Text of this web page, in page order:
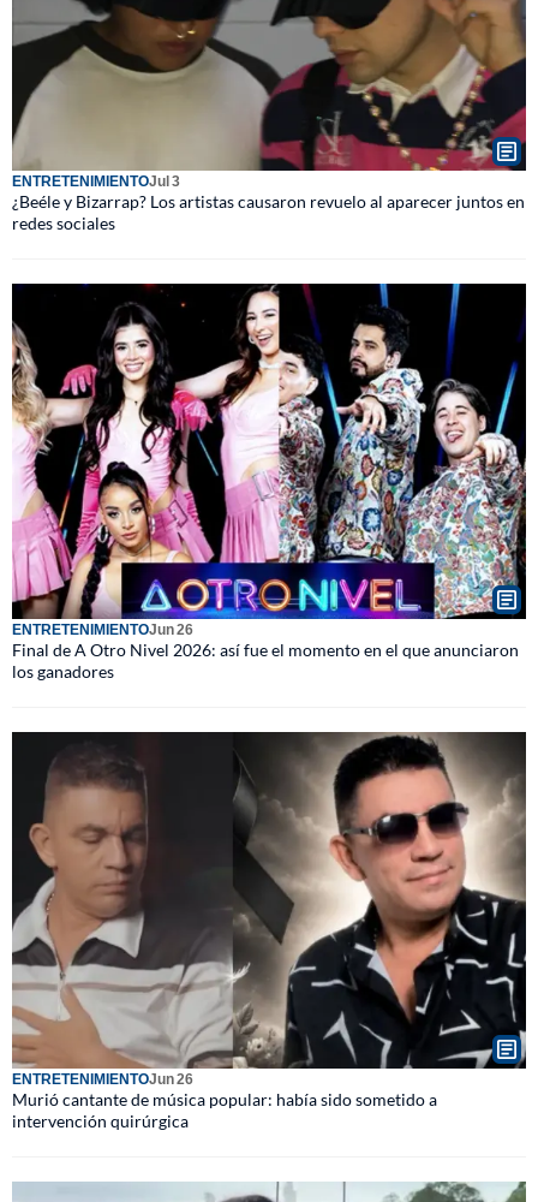
ENTRETENIMIENTOJul 3
¿Beéle y Bizarrap? Los artistas causaron revuelo al aparecer juntos en
redes sociales
ENTRETENIMIENTOJun 26
Final de A Otro Nivel 2026: así fue el momento en el que anunciaron
los ganadores
ENTRETENIMIENTOJun 26
Murió cantante de música popular: había sido sometido a
intervención quirúrgica